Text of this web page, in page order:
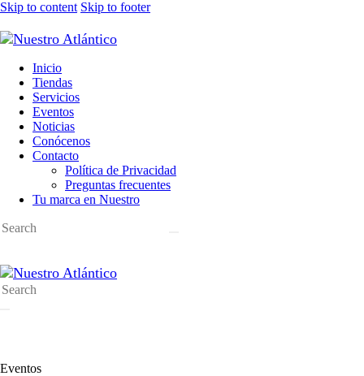
Skip to content Skip to footer
Inicio
Tiendas
Servicios
Eventos
Noticias
Conócenos
Contacto
Política de Privacidad
Preguntas frecuentes
Tu marca en Nuestro
Eventos